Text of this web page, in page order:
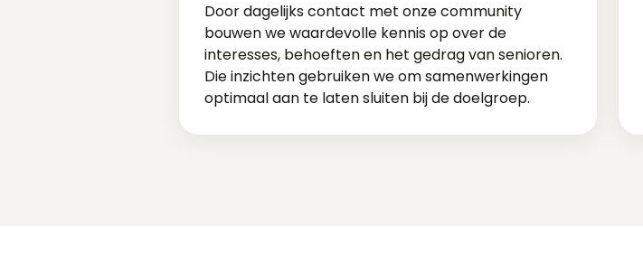
Door dagelijks contact met onze community
bouwen we waardevolle kennis op over de
interesses, behoeften en het gedrag van senioren.
Die inzichten gebruiken we om samenwerkingen
optimaal aan te laten sluiten bij de doelgroep.